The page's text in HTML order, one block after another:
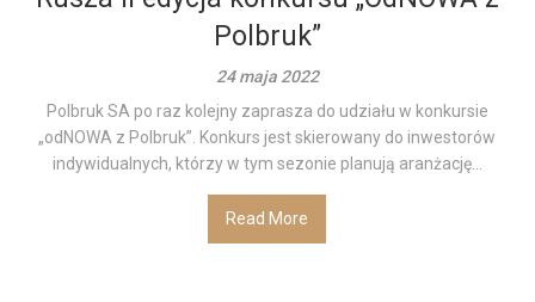
Polbruk”
24 maja 2022
Polbruk SA po raz kolejny zaprasza do udziału w konkursie
„odNOWA z Polbruk”. Konkurs jest skierowany do inwestorów
indywidualnych, którzy w tym sezonie planują aranżację...
Read More